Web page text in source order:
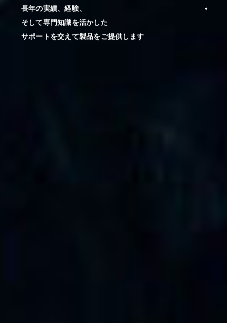
長年の実績、経験、
そして専門知識を活かした
サポートを交えて製品をご提供します